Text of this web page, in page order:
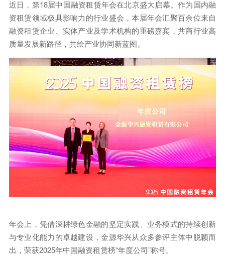
近日，第18届中国融资租赁年会在北京盛大启幕。作为国内融
资租赁领域极具影响力的行业盛会，本届年会汇聚百余位来自
融资租赁企业、实体产业及学术机构的重磅嘉宾，共商行业高
质量发展新路径，共绘产业协同新蓝图。
年会上，凭借深耕绿色金融的坚定实践、业务模式的持续创新
与专业化能力的卓越建设，金源华兴从众多参评主体中脱颖而
出，荣获2025年中国融资租赁榜“年度公司”称号。